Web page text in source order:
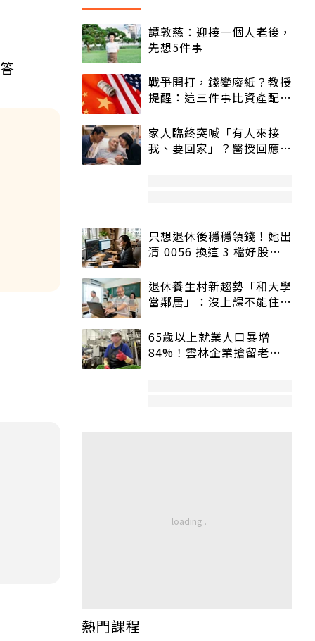
譚敦慈：迎接一個人老後，
先想5件事
戰爭開打，錢變廢紙？教授
提醒：這三件事比資產配置
家人臨終突喊「有人來接
我、要回家」？醫授回應方
只想退休後穩穩領錢！她出
清 0056 換這 3 檔好股：
退休養生村新趨勢「和大學
當鄰居」：沒上課不能住、
65歲以上就業人口暴增
84%！雲林企業搶留老員
熱門課程